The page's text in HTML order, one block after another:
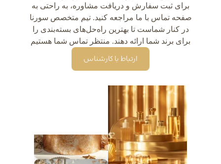
برای ثبت سفارش و دریافت مشاوره، به راحتی به
صفحه تماس با ما مراجعه کنید. تیم متخصص سورنا
در کنار شماست تا بهترین راه‌حل‌های بسته‌بندی را
برای برند شما ارائه دهند. منتظر تماس شما هستیم
ارتباط با کارشناس